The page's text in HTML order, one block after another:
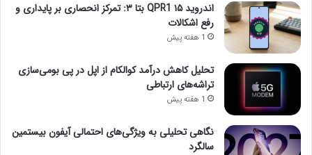
اندروید ۱۵ QPR1 بتا ۳: تمرکز انحصاری بر پایداری و
رفع اشکالات
1 هفته پیش
تحلیل کاهش درآمد کوالکام از اپل در پی بومی‌سازی
تراشه‌های ارتباطی
1 هفته پیش
نگاهی تحلیلی به ویژگی‌های احتمالی آیفون بیستمین
سالگرد